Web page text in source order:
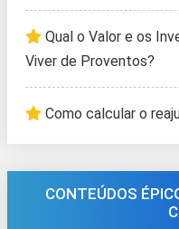
Qual o Valor e os
Viver de Proventos?
Como calcular o
CONTEÚDOS